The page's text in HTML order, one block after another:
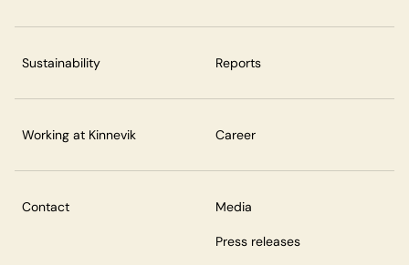
Sustainability Reports
Working at Kinnevik Career
Contact Media
Press releases